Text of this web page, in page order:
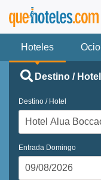
Hoteles Ocio
Destino / Hotel
Destino / Hotel
Entrada Domingo